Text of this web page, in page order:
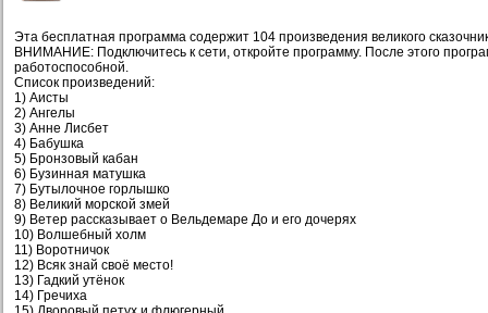
Эта бесплатная программа содержит 104 произведения великого
ВНИМАНИЕ: Подключитесь к сети, откройте программу. После этого
работоспособной.
Список произведений:
1) Аисты
2) Ангелы
3) Анне Лисбет
4) Бабушка
5) Бронзовый кабан
6) Бузинная матушка
7) Бутылочное горлышко
8) Великий морской змей
9) Ветер рассказывает о Вельдемаре До и его дочерях
10) Волшебный холм
11) Воротничок
12) Всяк знай своё место!
13) Гадкий утёнок
14) Гречиха